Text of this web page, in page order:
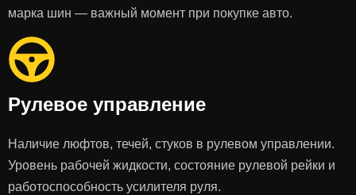
марка шин — важный момент при покупке авто.
Рулевое управление
Наличие люфтов, течей, стуков в рулевом управлении.
Уровень рабочей жидкости, состояние рулевой рейки и
работоспособность усилителя руля.